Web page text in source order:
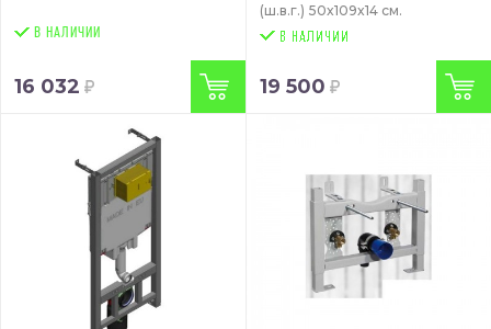
В НАЛИЧИИ
16 032
(ш.в.г.) 50x109x14 см.
19 500